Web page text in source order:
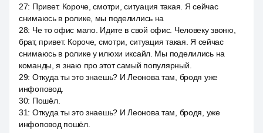
27: Привет. Короче, смотри, ситуация такая. Я сейчас
снимаюсь в ролике, мы поделились на
28: Че то офис мало. Идите в свой офис. Человеку звоню,
брат, привет. Короче, смотри, ситуация такая. Я сейчас
снимаюсь в ролике у илюхи иксайл. Мы поделились на
команды, я знаю про этот самый популярный.
29: Откуда ты это знаешь? И Леонова там, бродя уже
инфоповод.
30: Пошёл.
31: Откуда ты это знаешь? И Леонова там, бродя, уже
инфоповод пошёл.